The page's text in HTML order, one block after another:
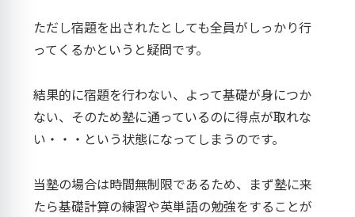
ただし宿題を出されたとしても全員がしっかり行
ってくるかというと疑問です。
結果的に宿題を行わない、よって基礎が身につか
ない、そのため塾に通っているのに得点が取れな
い・・・という状態になってしまうのです。
当塾の場合は時間無制限であるため、まず塾に来
たら基礎計算の練習や英単語の勉強をすることが